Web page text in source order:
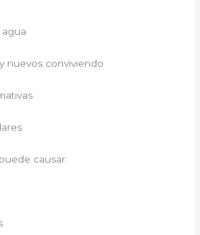
nuevos conviviendo
causar: